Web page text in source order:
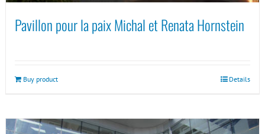
Pavillon pour la paix Michal et Renata Hornstein
Buy product Details